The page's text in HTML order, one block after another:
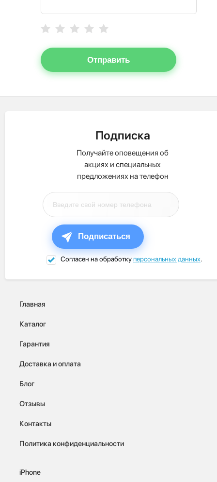
Отправить
Подписка
Получайте оповещения об
акциях и специальных
предложениях на телефон
Подписаться
Согласен на обработкуперсональных данных.
Главная
Каталог
Гарантия
Доставка и оплата
Блог
Отзывы
Контакты
Политика конфиденциальности
iPhone